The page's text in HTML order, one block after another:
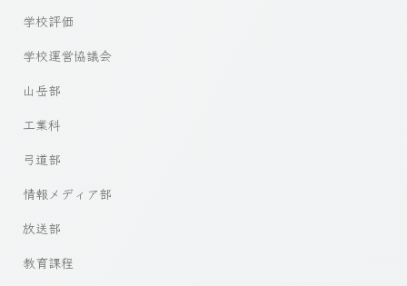
学校評価
学校運営協議会
山岳部
工業科
弓道部
情報メディア部
放送部
教育課程